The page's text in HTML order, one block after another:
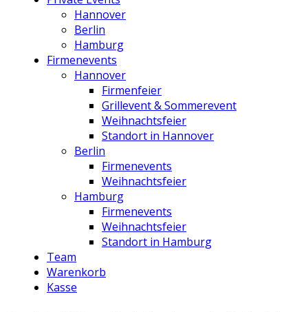
Hannover
Berlin
Hamburg
Firmenevents
Hannover
Firmenfeier
Grillevent & Sommerevent
Weihnachtsfeier
Standort in Hannover
Berlin
Firmenevents
Weihnachtsfeier
Hamburg
Firmenevents
Weihnachtsfeier
Standort in Hamburg
Team
Warenkorb
Kasse